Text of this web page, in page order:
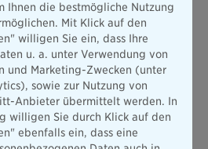
einer Querfinanzierung
Überschüssen der Risikoprodukte
Ein
Nettozins stellt
die Beiträge seiner BU-Kunden
langfristig stabil halten
höheren Nettozins als der Markt
Hinsicht besonders gut da und
sehr günstige Beiträge,
Ihnen die bestmögliche Nutzung
Mit Klick auf den
willigen Sie ein, dass Ihre
u. a. unter Verwendung von
und Marketing-Zwecken (unter
sowie zur Nutzung von
Anbieter übermittelt werden. In
willigen Sie durch Klick auf den
ebenfalls ein, dass eine